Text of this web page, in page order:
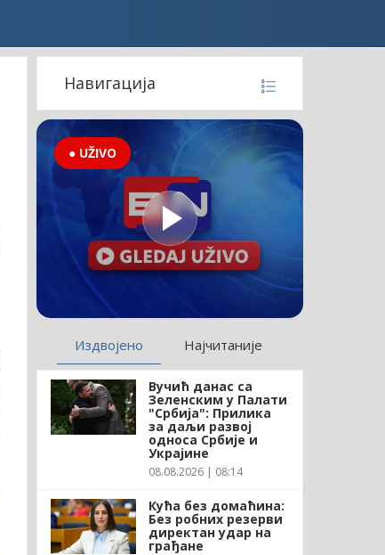
Навигација
● UŽIVO
Издвојено Најчитаније
Вучић данас са
Зеленским у Палати
"Србија": Прилика
за даљи развој
односа Србије и
Украјине
08.08.2026 | 08:14
Кућа без домаћина:
Без робних резерви
директан удар на
грађане